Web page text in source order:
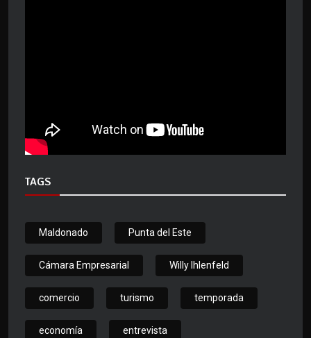
TAGS
Maldonado Punta del Este
Cámara Empresarial Willy Ihlenfeld
comercio turismo temporada
economía entrevista